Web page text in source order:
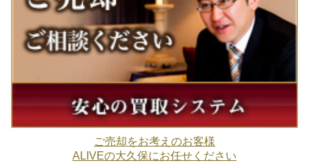
ご売却をお考えのお客様
ALIVEの大久保にお任せください